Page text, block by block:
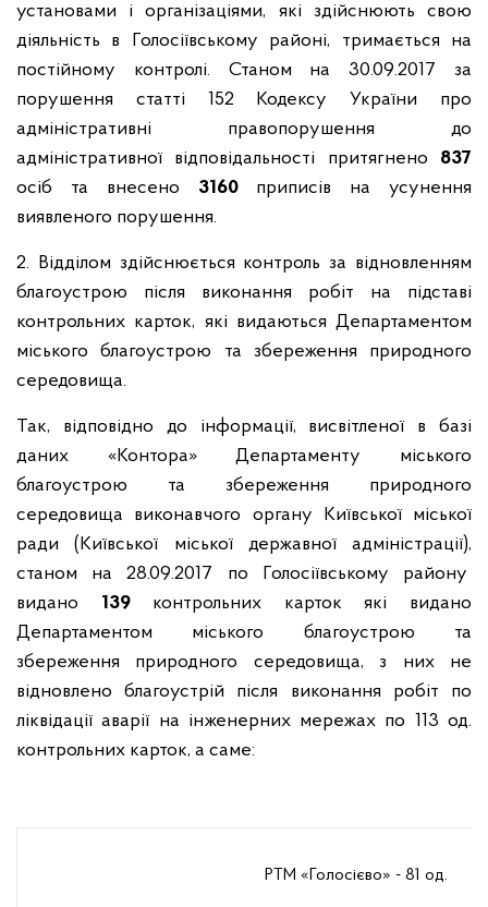
установами і організаціями, які здійснюють свою
діяльність в Голосіївському районі, тримається на
постійному контролі. Станом на 30.09.2017 за
порушення статті 152 Кодексу України про
адміністративні правопорушення до
адміністративної відповідальності притягнено 837
осіб та внесено 3160приписів на усунення
виявленого порушення.
2. Відділом здійснюється контроль за відновленням
благоустрою після виконання робіт на підставі
контрольних карток, які видаються Департаментом
міського благоустрою та збереження природного
середовища.
Так, відповідно до інформації, висвітленої в базі
даних «Контора» Департаменту міського
благоустрою та збереження природного
середовища виконавчого органу Київської міської
ради (Київської міської державної адміністрації),
станом на 28.09.2017 по Голосіївському району
видано 139 контрольних карток які видано
Департаментом міського благоустрою та
збереження природного середовища, з них не
відновлено благоустрій після виконання робіт по
ліквідації аварії на інженерних мережах по 113 од.
контрольних карток, а саме:
РТМ «Голосієво» - 81 од.